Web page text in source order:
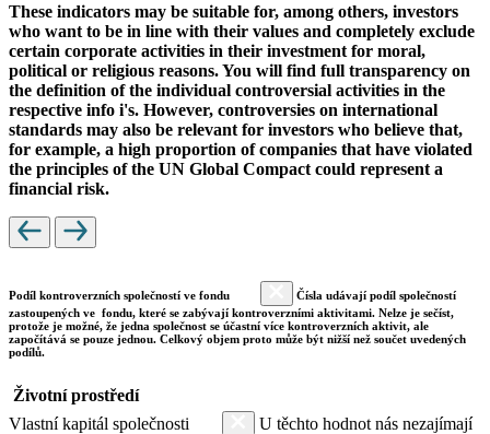
These indicators may be suitable for, among others, investors
who want to be in line with their values and completely exclude
certain corporate activities in their investment for moral,
political or religious reasons. You will find full transparency on
the definition of the individual controversial activities in the
respective info i's. However, controversies on international
standards may also be relevant for investors who believe that,
for example, a high proportion of companies that have violated
the principles of the UN Global Compact could represent a
financial risk.
Podíl kontroverzních společností ve fondu
Čísla udávají podíl společností
zastoupených ve fondu, které se zabývají kontroverzními aktivitami. Nelze je sečíst,
protože je možné, že jedna společnost se účastní více kontroverzních aktivit, ale
započítává se pouze jednou. Celkový objem proto může být nižší než součet uvedených
podílů.
Životní prostředí
Vlastní kapitál společnosti
U těchto hodnot nás nezajímají